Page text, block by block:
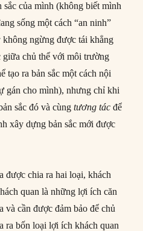
của mình (không biết mình
sống một cách “an ninh”
ngừng được tái khẳng
giữa chủ thể với môi trường
tạo ra bản sắc một cách nội
gán cho mình), nhưng chỉ khi
sắc đó và cùngtương tác để
xây dựng bản sắc mới được
được chia ra hai loại, khách
quan là những lợi ích căn
và cần được đảm bảo để chủ
ra bốn loại lợi ích khách quan